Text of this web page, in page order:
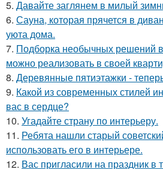
5. Давайте заглянем в милый
6. Сауна, которая прячется в
уюта дома.
7. Подборка необычных решений
можно реализовать в своей
8. Деревянные пятиэтажки -
9. Какой из современных стилей
вас в сердце?
10. Угадайте страну по интерьеру.
11. Ребята нашли старый
использовать его в интерьере.
12. Вас пригласили на праздник в